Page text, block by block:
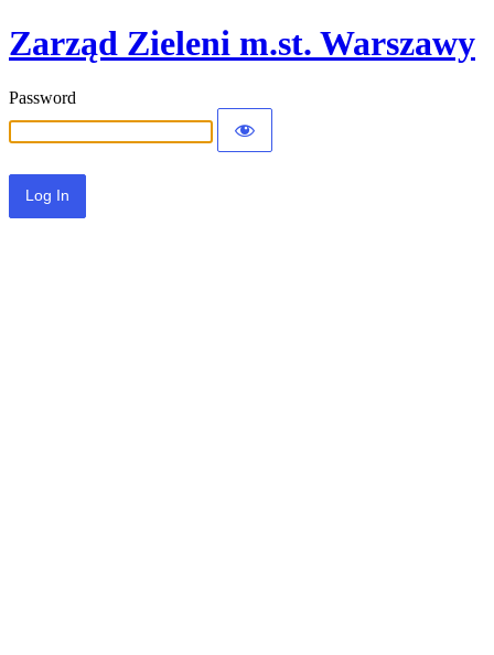
Zarząd Zieleni m.st. Warszawy
Password